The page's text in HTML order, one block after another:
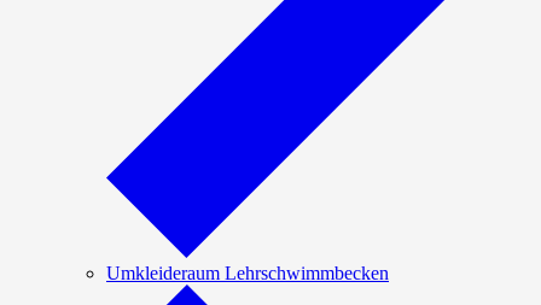
Umkleideraum Lehrschwimmbecken